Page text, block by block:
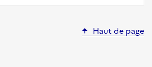
Haut de page